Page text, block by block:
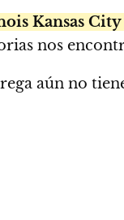
Kansas City
nos
aún no